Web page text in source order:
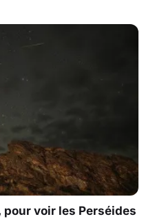
voir les Perséides